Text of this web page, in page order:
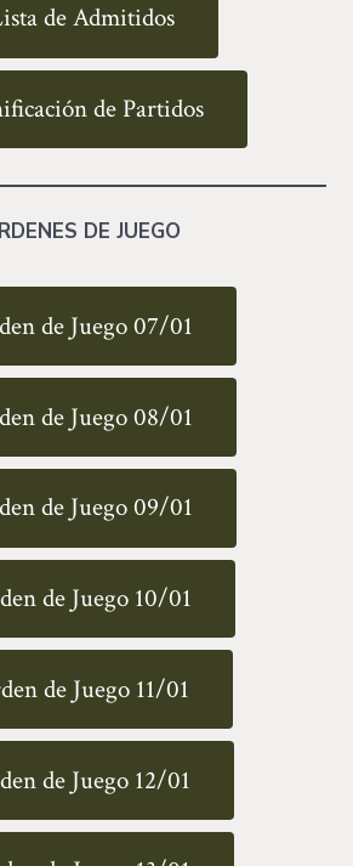
de Admitidos
de Partidos
DE JUEGO
de Juego 07/01
de Juego 08/01
de Juego 09/01
de Juego 10/01
de Juego 11/01
de Juego 12/01